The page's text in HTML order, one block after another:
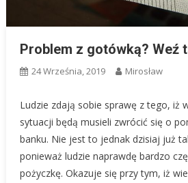
Problem z gotówką? Weź
24 Września, 2019 Mirosław
Ludzie zdają sobie sprawę z tego, iż
sytuacji będą musieli zwrócić się o
banku. Nie jest to jednak dzisiaj już
ponieważ ludzie naprawdę bardzo
pożyczkę. Okazuje się przy tym, iż